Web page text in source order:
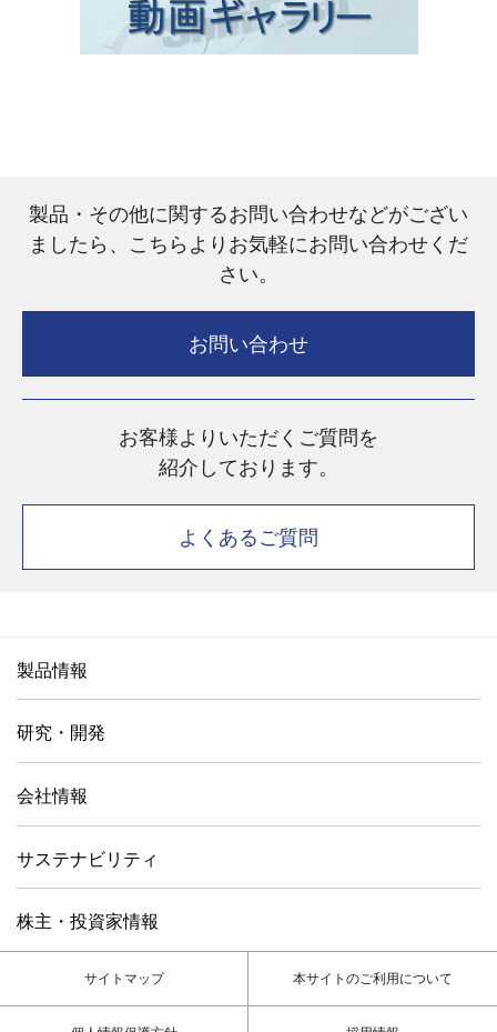
製品・その他に関するお問い合わせなどがござい
ましたら、こちらよりお気軽にお問い合わせくだ
さい。
お問い合わせ
お客様よりいただくご質問を
紹介しております。
よくあるご質問
製品情報
研究・開発
会社情報
サステナビリティ
株主・投資家情報
サイトマップ 本サイトのご利用について